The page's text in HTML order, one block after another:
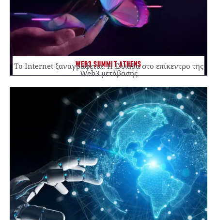
WEB3 SUMMIT ATHENS
Το Internet ξαναγράφεται. Η Ελλάδα στο επίκεντρο της
Web3 μετάβασης